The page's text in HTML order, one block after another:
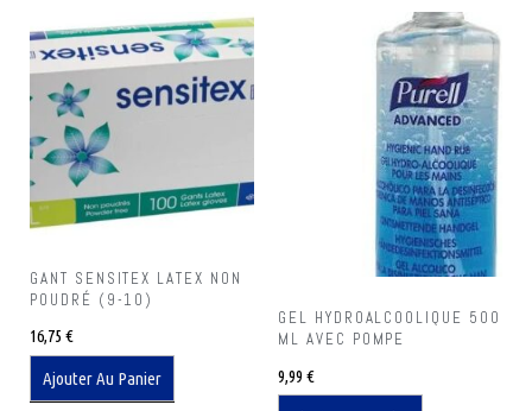
GANT SENSITEX LATEX NON
POUDRÉ (9-10)
16,75 €
Ajouter Au Panier
GEL HYDROALCOOLIQUE 500
ML AVEC POMPE
9,99 €